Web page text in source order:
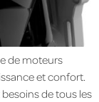
de moteurs
et confort.
de tous les